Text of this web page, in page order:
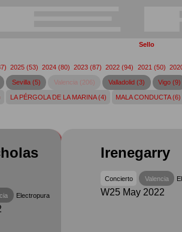
Sello
2025(53) 2024 (80) 2023 (87) 2022 (94) 2021 (50)
Sevilla (5) Valencia (206) Valladolid (3) Vigo (9)
LA PÉRGOLA DE LA MARINA (4) MALA CONDUCTA (6)
Electropura
Irenegarry
Concierto Valencia
W25 May 2022